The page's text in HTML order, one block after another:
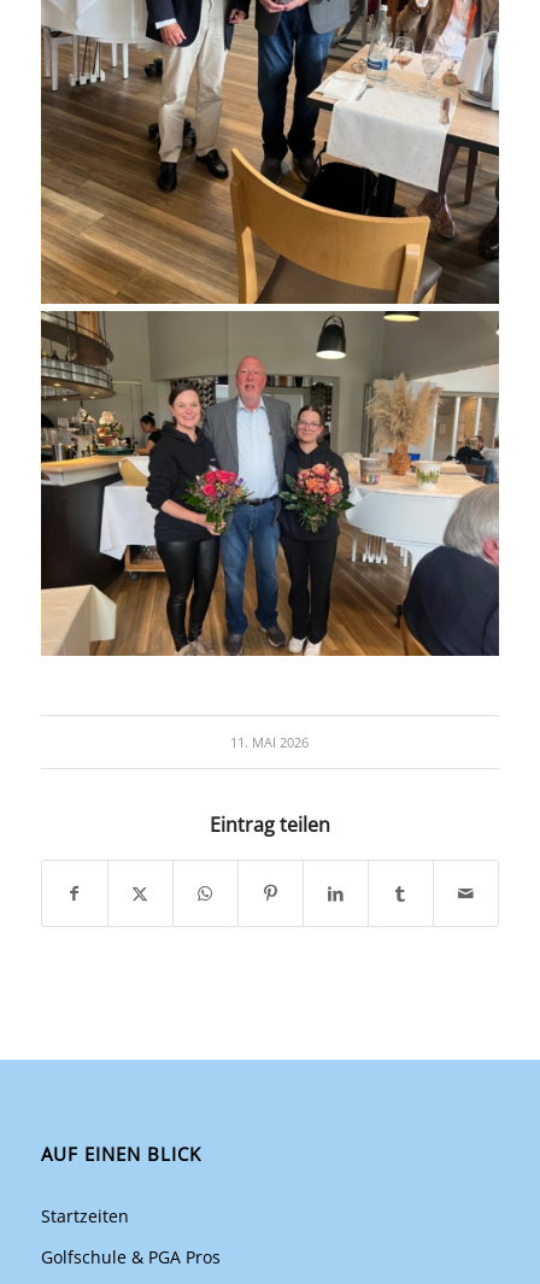
11. MAI 2026
Eintrag teilen
AUF EINEN BLICK
Startzeiten
Golfschule & PGA Pros